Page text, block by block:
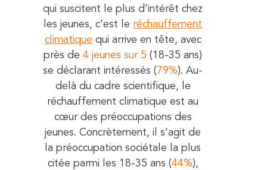
qui suscitent le plus d’intérêt chez
les jeunes, c’est le réchauffement
climatique qui arrive en tête, avec
près de4 jeunes sur 5 (18-35 ans)
se déclarant intéressés ( 79%). Au-
delà du cadre scientifique, le
réchauffement climatique est au
cœur des préoccupations des
jeunes. Concrètement, il s’agit de
la préoccupation sociétale la plus
citée parmi les 18-35 ans (44%),